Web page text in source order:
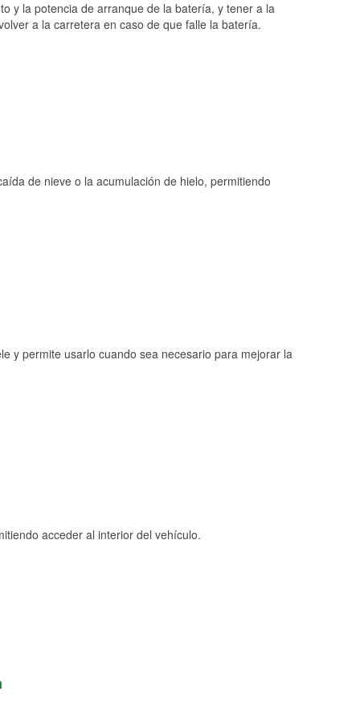
y la potencia de arranque de la batería, y tener a la
a la carretera en caso de que falle la batería.
de nieve o la acumulación de hielo, permitiendo
y permite usarlo cuando sea necesario para mejorar la
acceder al interior del vehículo.